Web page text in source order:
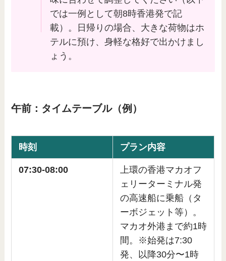
では一例として朝8時香港発で記
載）。日帰りの場合、大きな荷物はホ
テルに預け、身軽な格好で出かけまし
ょう。
午前：タイムテーブル（例）
時刻 プラン内容
07:30-08:00
上環の香港マカオフ
ェリーターミナル発
の高速船に乗船（タ
ーボジェット等）。
マカオ外港まで約1時
間。※始発は7:30
発、以降30分〜1時